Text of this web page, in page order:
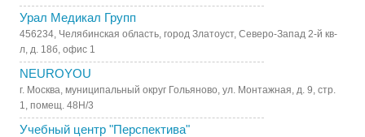
Урал Медикал Групп
456234, Челябинская область, город Златоуст, Северо-Запад 2-й кв-
л, д. 18б, офис 1
NEUROYOU
г. Москва, муниципальный округ Гольяново, ул. Монтажная, д. 9, стр.
1, помещ. 48Н/3
Учебный центр "Перспектива"